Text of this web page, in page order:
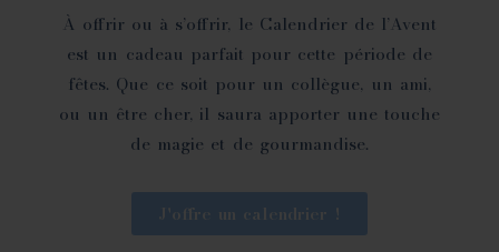
À offrir ou à s’offrir, le Calendrier de l’Avent
est un cadeau parfait pour cette période de
fêtes. Que ce soit pour un collègue, un ami,
ou un être cher, il saura apporter une touche
de magie et de gourmandise.
J'offre un calendrier !